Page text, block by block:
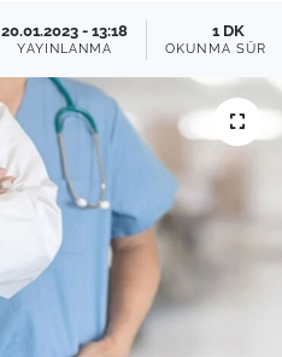
20.01.2023 - 13:18
YAYINLANMA
1 DK
OKUNMA